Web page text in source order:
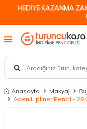
HEDİYE KAZANMA
Anasayfa Makyaj
Aden Lipliner Pencil - 29